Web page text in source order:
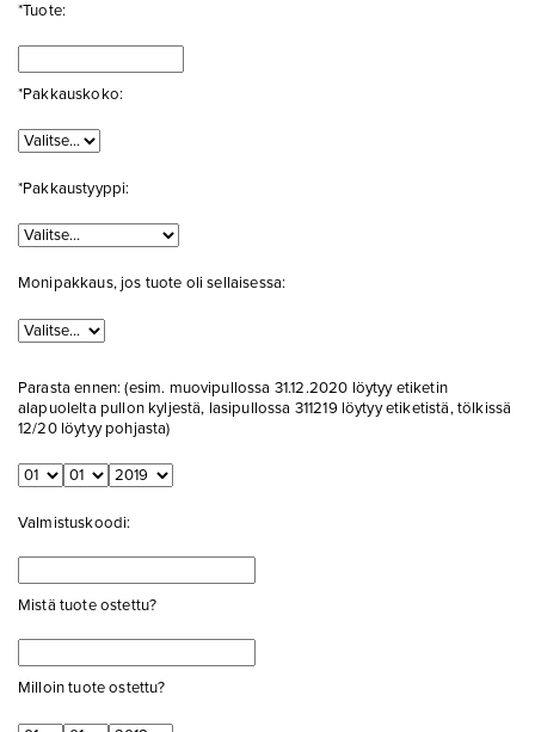
*Tuote:
*Pakkauskoko:
*Pakkaustyyppi:
Monipakkaus, jos tuote oli sellaisessa:
Parasta ennen: (esim. muovipullossa 31.12.2020 löytyy etiketin
alapuolelta pullon kyljestä, lasipullossa 311219 löytyy etiketistä, tölkissä
12/20 löytyy pohjasta)
Valmistuskoodi:
Mistä tuote ostettu?
Milloin tuote ostettu?